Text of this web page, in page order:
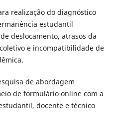
realização do diagnóstico
estudantil
deslocamento, atrasos da
e incompatibilidade de
de abordagem
de formulário online com a
docente e técnico